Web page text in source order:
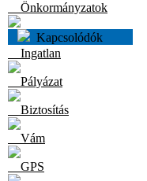
Önkormányzatok
Kapcsolódók
Ingatlan
Pályázat
Biztosítás
Vám
GPS